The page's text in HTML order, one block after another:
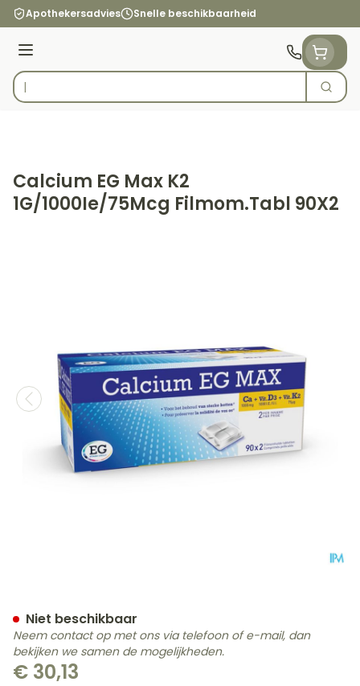
Ga naar de inhoud
Apothekersadvies Snelle beschikbaarheid
Menu
Product, merk, categorie...
Zoek
Calcium EG Max K2
1G/1000Ie/75Mcg Filmom.Tabl 90X2
€ 30,13
Niet beschikbaar
Neem contact op met ons via telefoon of e-mail, dan
bekijken we samen de mogelijkheden.